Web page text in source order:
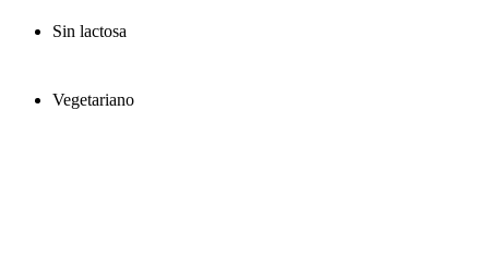
Sin lactosa
Vegetariano